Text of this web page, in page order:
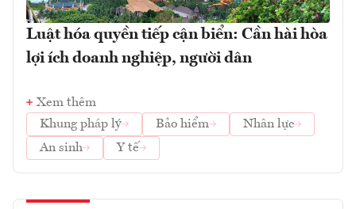
Luật hóa quyền tiếp cận biển: Cần hài hòa
lợi ích doanh nghiệp, người dân
Xem thêm
Khung pháp lý
Bảo hiểm
Nhân lực
An sinh
Y tế